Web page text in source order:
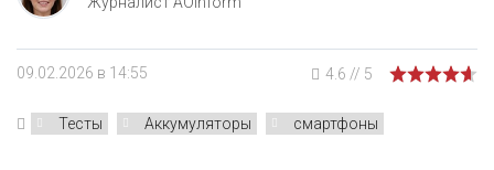
09.02.2026 в 14:55 4.6 // 5
Тесты Аккумуляторы смартфоны